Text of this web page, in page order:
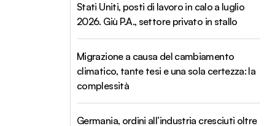
Stati Uniti, posti di lavoro in calo a luglio
2026. Giù P.A., settore privato in stallo
Migrazione a causa del cambiamento
climatico, tante tesi e una sola certezza: la
complessità
Germania, ordini all’industria cresciuti oltre